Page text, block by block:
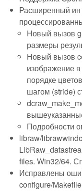
Расширенный
Новый вызов
размеры
Новый вызов
изображение
порядке
шагом (stride)
Подробности
libraw/
files. Win32/64.
Исправлены
configure/